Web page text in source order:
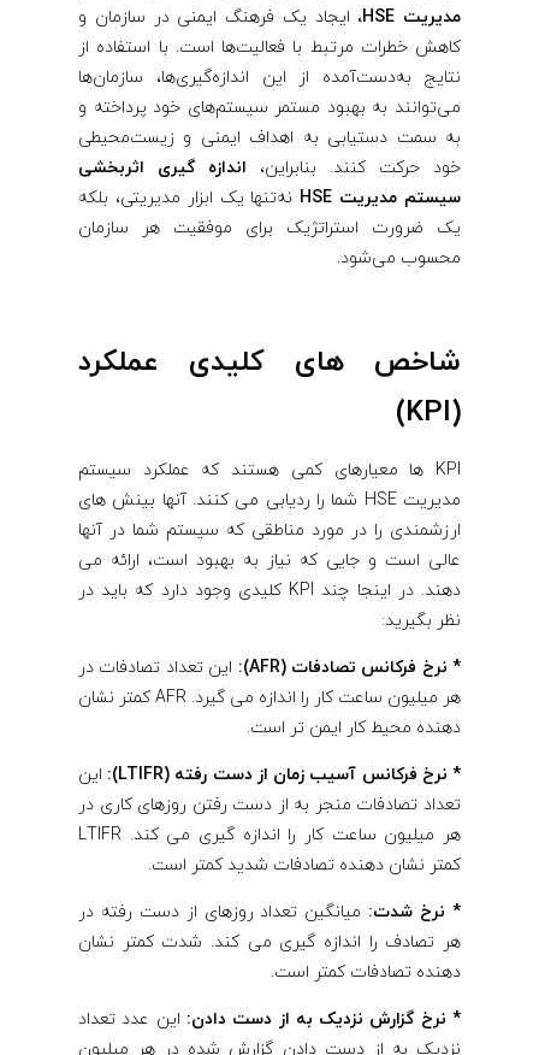
مدیریت HSE،
ایجاد یک فرهنگ ایمنی در سازمان و
کاهش خطرات مرتبط با فعالیت‌ها است. با استفاده از
نتایج به‌دست‌آمده از این اندازه‌گیری‌ها، سازمان‌ها
می‌توانند به بهبود مستمر سیستم‌های خود پرداخته و
به سمت دستیابی به اهداف ایمنی و زیست‌محیطی
خود حرکت کنند. بنابراین، اندازه گیری اثربخشی
سیستم مدیریت HSE
نه‌تنها یک ابزار مدیریتی، بلکه
یک ضرورت استراتژیک برای موفقیت هر سازمان
محسوب می‌شود.
شاخص های کلیدی عملکرد
(KPI)
KPI ها معیارهای کمی هستند که عملکرد سیستم
مدیریت HSE شما را ردیابی می کنند. آنها بینش های
ارزشمندی را در مورد مناطقی که سیستم شما در آنها
عالی است و جایی که نیاز به بهبود است، ارائه می
دهند. در اینجا چند KPI کلیدی وجود دارد که باید در
نظر بگیرید:
* نرخ فرکانس تصادفات (AFR):
این تعداد تصادفات در
هر میلیون ساعت کار را اندازه می گیرد. AFR کمتر نشان
دهنده محیط کار ایمن تر است.
* نرخ فرکانس آسیب زمان از دست رفته (LTIFR):
این
تعداد تصادفات منجر به از دست رفتن روزهای کاری در
هر میلیون ساعت کار را اندازه گیری می کند. LTIFR
کمتر نشان دهنده تصادفات شدید کمتر است.
* نرخ شدت: میانگین تعداد روزهای از دست رفته در
هر تصادف را اندازه گیری می کند. شدت کمتر نشان
دهنده تصادفات کمتر است.
* نرخ گزارش نزدیک به از دست دادن: این عدد تعداد
نزدیک به از دست دادن گزارش شده در هر میلیون